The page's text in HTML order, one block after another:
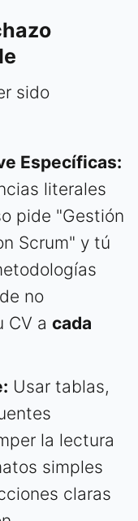
sido
Específicas:
literales
pide "Gestión
Scrum" y tú
no
CV a cada
Usar tablas,
la lectura
simples
claras